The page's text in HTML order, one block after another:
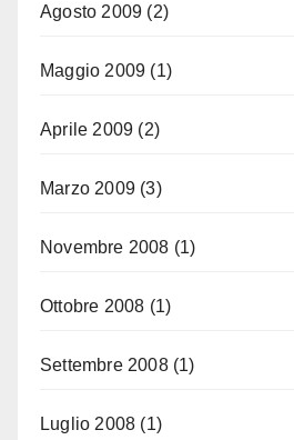
Agosto 2009 (2)
Maggio 2009 (1)
Aprile 2009 (2)
Marzo 2009 (3)
Novembre 2008 (1)
Ottobre 2008 (1)
Settembre 2008(1)
Luglio 2008 (1)